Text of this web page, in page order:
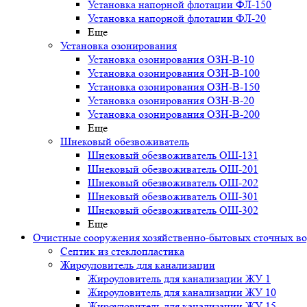
Установка напорной флотации ФЛ-150
Установка напорной флотации ФЛ-20
Еще
Установка озонирования
Установка озонирования ОЗН-В-10
Установка озонирования ОЗН-В-100
Установка озонирования ОЗН-В-150
Установка озонирования ОЗН-В-20
Установка озонирования ОЗН-В-200
Еще
Шнековый обезвоживатель
Шнековый обезвоживатель ОШ-131
Шнековый обезвоживатель ОШ-201
Шнековый обезвоживатель ОШ-202
Шнековый обезвоживатель ОШ-301
Шнековый обезвоживатель ОШ-302
Еще
Очистные сооружения хозяйственно-бытовых сточных
Септик из стеклопластика
Жироуловитель для канализации
Жироуловитель для канализации ЖУ 1
Жироуловитель для канализации ЖУ 10